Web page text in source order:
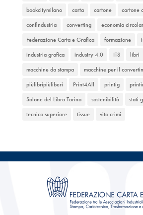
bookcitymilano
carta cartone
cartone
confindustria
converting economia
Federazione Carta e Grafica
formazione
industria grafica
industry 4.0 ITS
libri
macchine da stampa
macchine per il
piùlibripiùliberi
Print4All printig
Salone del Libro Torino
sostenibilità
stati
tecnico superiore
tissue vito crimi